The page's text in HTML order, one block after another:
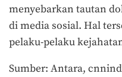
menyebarkan tautan
di media sosial. Hal
pelaku-pelaku
Sumber: Antara,